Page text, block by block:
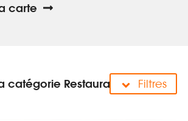
carte
Filtres
catégorie Restaurants